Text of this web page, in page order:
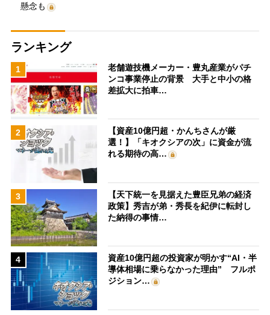
懸念も
ランキング
1
老舗遊技機メーカー・豊丸産業がパチ
ンコ事業停止の背景 大手と中小の格
差拡大に拍車…
2
【資産10億円超・かんちさんが厳
選！】「キオクシアの次」に資金が流
れる期待の高…
3
【天下統一を見据えた豊臣兄弟の経済
政策】秀吉が弟・秀長を紀伊に転封し
た納得の事情…
4
資産10億円超の投資家が明かす“AI・半
導体相場に乗らなかった理由” フルポ
ジション…